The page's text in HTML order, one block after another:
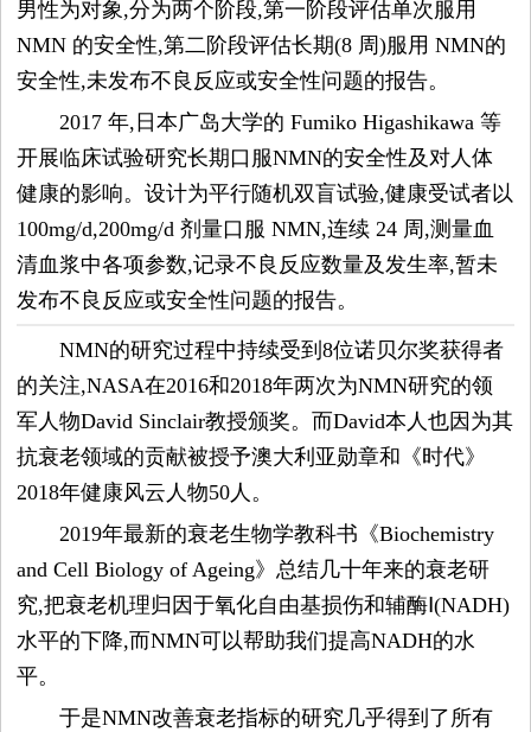
生
活
乐
视
时
装
时
尚
库
男性为对象,分为两个阶段,第一阶段评估单次服用
NMN 的安全性,第二阶段评估长期(8 周)服用 NMN的
安全性,未发布不良反应或安全性问题的报告。
2017 年,日本广岛大学的 Fumiko Higashikawa 等
开展临床试验研究长期口服NMN的安全性及对人体
健康的影响。设计为平行随机双盲试验,健康受试者以
100mg/d,200mg/d 剂量口服 NMN,连续 24 周,测量血
清血浆中各项参数,记录不良反应数量及发生率,暂未
发布不良反应或安全性问题的报告。
NMN的研究过程中持续受到8位诺贝尔奖获得者
的关注,NASA在2016和2018年两次为NMN研究的领
军人物David Sinclair教授颁奖。而David本人也因为其
抗衰老领域的贡献被授予澳大利亚勋章和《时代》
2018年健康风云人物50人。
2019年最新的衰老生物学教科书《Biochemistry
and Cell Biology of Ageing》总结几十年来的衰老研
究,把衰老机理归因于氧化自由基损伤和辅酶Ⅰ(NADH)
水平的下降,而NMN可以帮助我们提高NADH的水
平。
于是NMN改善衰老指标的研究几乎得到了所有